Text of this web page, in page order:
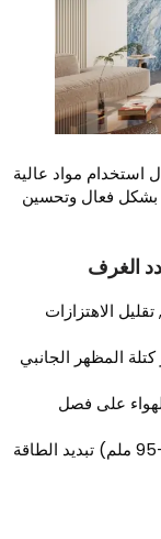
مواد عالية
فعال وتحسين
الغرف
الاهتزازات
المظهر الجانبي
على فصل
فجوات هوائية أكبر داخل الإطار (12.7ملم-95 ملم) تبديد الطاقة